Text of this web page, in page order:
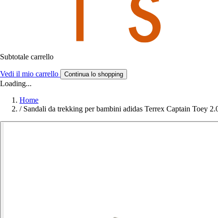
Subtotale carrello
Vedi il mio carrello Continua lo shopping
Loading...
Home
/ Sandali da trekking per bambini adidas Terrex Captain Toey